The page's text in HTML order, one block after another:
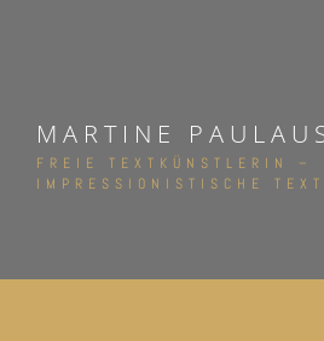
MARTINE
FREIE TEXTKÜNSTLERIN –
IMPRESSIONISTISCHE